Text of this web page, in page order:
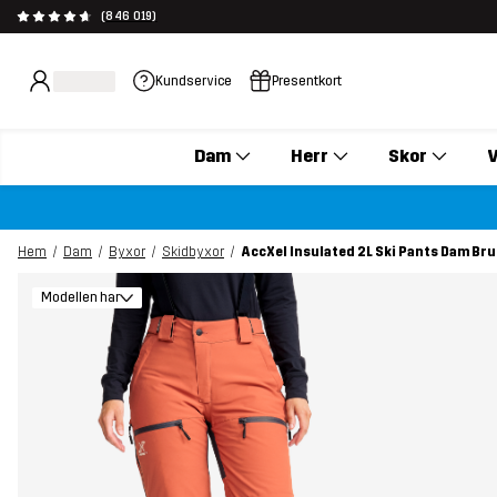
(846 019)
Kundservice Presentkort
Dam Herr Skor
Hem Dam Byxor Skidbyxor AccXel Insulated 2L Ski Pants Dam
Modellen har